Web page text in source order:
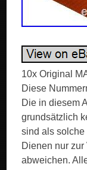
10x Original
Diese
Die in diesem
grundsätzlich
sind als
Dienen nur
abweichen.